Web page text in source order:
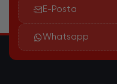
E-Posta
Whatsapp